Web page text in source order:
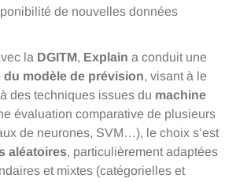
de nouvelles données
la DGITM, Explain a conduit une
modèle de prévision, visant à le
des techniques issues du machine
évaluation comparative de plusieurs
de neurones, SVM…), le choix s’est
aléatoires, particulièrement adaptées
et mixtes (catégorielles et